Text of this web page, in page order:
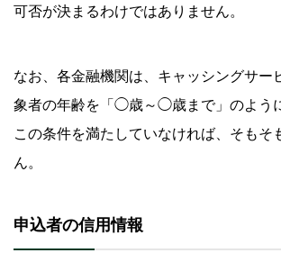
可否が決まるわけではありません。
なお、各金融機関は、キャッシングサー
象者の年齢を「◯歳～◯歳まで」のよう
この条件を満たしていなければ、そもそ
ん。
申込者の信用情報